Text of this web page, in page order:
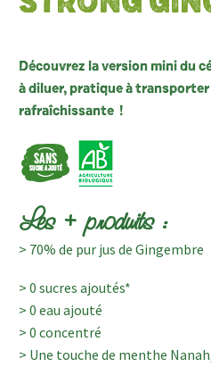
Découvrez la version mini du
à diluer, pratique à
rafraîchissante !
Les + produits :
> 70% de pur jus de Gingembre
> 0 sucres ajoutés*
> 0 eau ajouté
> 0 concentré
> Une touche de menthe